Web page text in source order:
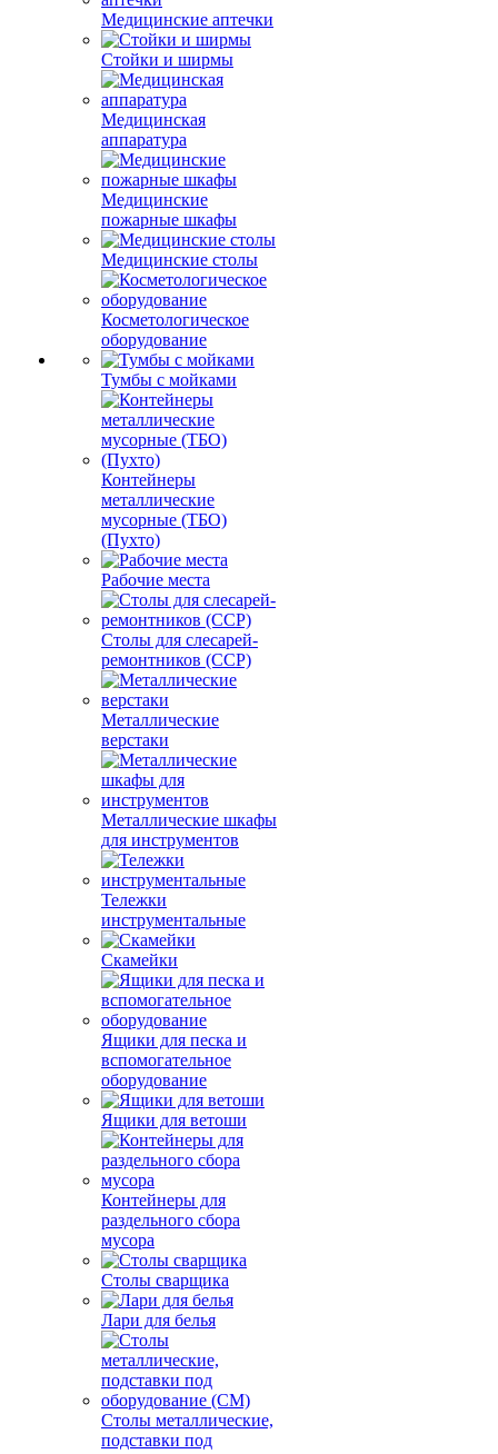
Медицинские аптечки
Стойки и ширмы
Медицинская
аппаратура
Медицинские
пожарные шкафы
Медицинские столы
Косметологическое
оборудование
Тумбы с мойками
Контейнеры
металлические
мусорные (ТБО)
(Пухто)
Рабочие места
Столы для слесарей-
ремонтников (ССР)
Металлические
верстаки
Металлические шкафы
для инструментов
Тележки
инструментальные
Скамейки
Ящики для песка и
вспомогательное
оборудование
Ящики для ветоши
Контейнеры для
раздельного сбора
мусора
Столы сварщика
Лари для белья
Столы металлические,
подставки под